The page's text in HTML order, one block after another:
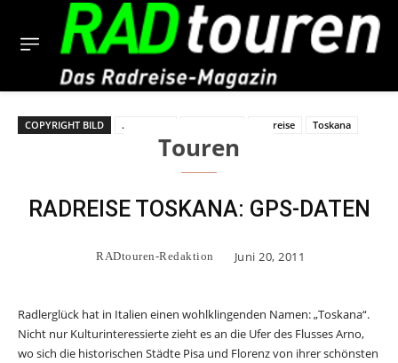
COPYRIGHT BILD .gpx-Track Radreise Toskana
Touren
RADREISE TOSKANA: GPS-DATEN
RADtouren-Redaktion Juni 20, 2011
Radlerglück hat in Italien einen wohlklingenden Namen: „Toskana“.
Nicht nur Kulturinteressierte zieht es an die Ufer des Flusses Arno,
wo sich die historischen Städte Pisa und Florenz von ihrer schönsten